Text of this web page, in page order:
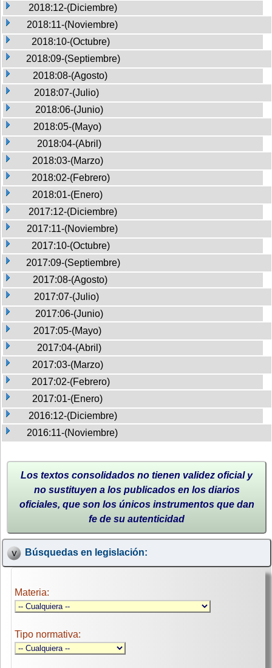
2018:12-(Diciembre)
2018:11-(Noviembre)
2018:10-(Octubre)
2018:09-(Septiembre)
2018:08-(Agosto)
2018:07-(Julio)
2018:06-(Junio)
2018:05-(Mayo)
2018:04-(Abril)
2018:03-(Marzo)
2018:02-(Febrero)
2018:01-(Enero)
2017:12-(Diciembre)
2017:11-(Noviembre)
2017:10-(Octubre)
2017:09-(Septiembre)
2017:08-(Agosto)
2017:07-(Julio)
2017:06-(Junio)
2017:05-(Mayo)
2017:04-(Abril)
2017:03-(Marzo)
2017:02-(Febrero)
2017:01-(Enero)
2016:12-(Diciembre)
2016:11-(Noviembre)
Los textos consolidados no tienen validez oficial y
no sustituyen a los publicados en los diarios
oficiales, que son los únicos instrumentos que dan
fe de su autenticidad
Búsquedas en legislación:
Materia:
Tipo normativa: